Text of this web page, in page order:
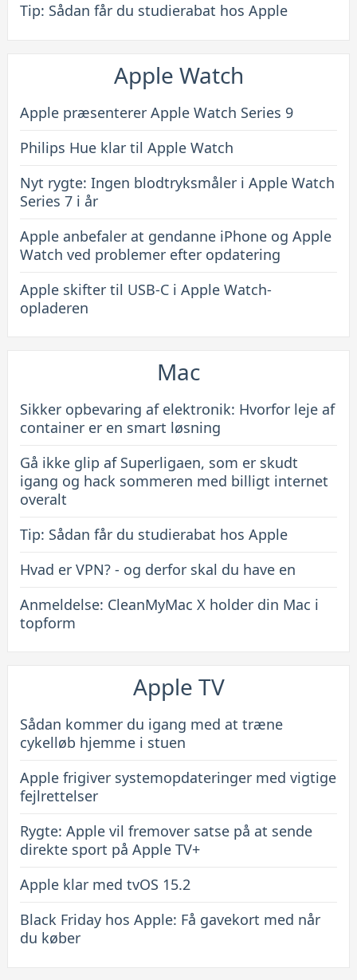
Tip: Sådan får du studierabat hos Apple
Apple Watch
Apple præsenterer Apple Watch Series 9
Philips Hue klar til Apple Watch
Nyt rygte: Ingen blodtryksmåler i Apple Watch
Series 7 i år
Apple anbefaler at gendanne iPhone og Apple
Watch ved problemer efter opdatering
Apple skifter til USB-C i Apple Watch-
opladeren
Mac
Sikker opbevaring af elektronik: Hvorfor leje af
container er en smart løsning
Gå ikke glip af Superligaen, som er skudt
igang og hack sommeren med billigt internet
overalt
Tip: Sådan får du studierabat hos Apple
Hvad er VPN? - og derfor skal du have en
Anmeldelse: CleanMyMac X holder din Mac i
topform
Apple TV
Sådan kommer du igang med at træne
cykelløb hjemme i stuen
Apple frigiver systemopdateringer med vigtige
fejlrettelser
Rygte: Apple vil fremover satse på at sende
direkte sport på Apple TV+
Apple klar med tvOS 15.2
Black Friday hos Apple: Få gavekort med når
du køber